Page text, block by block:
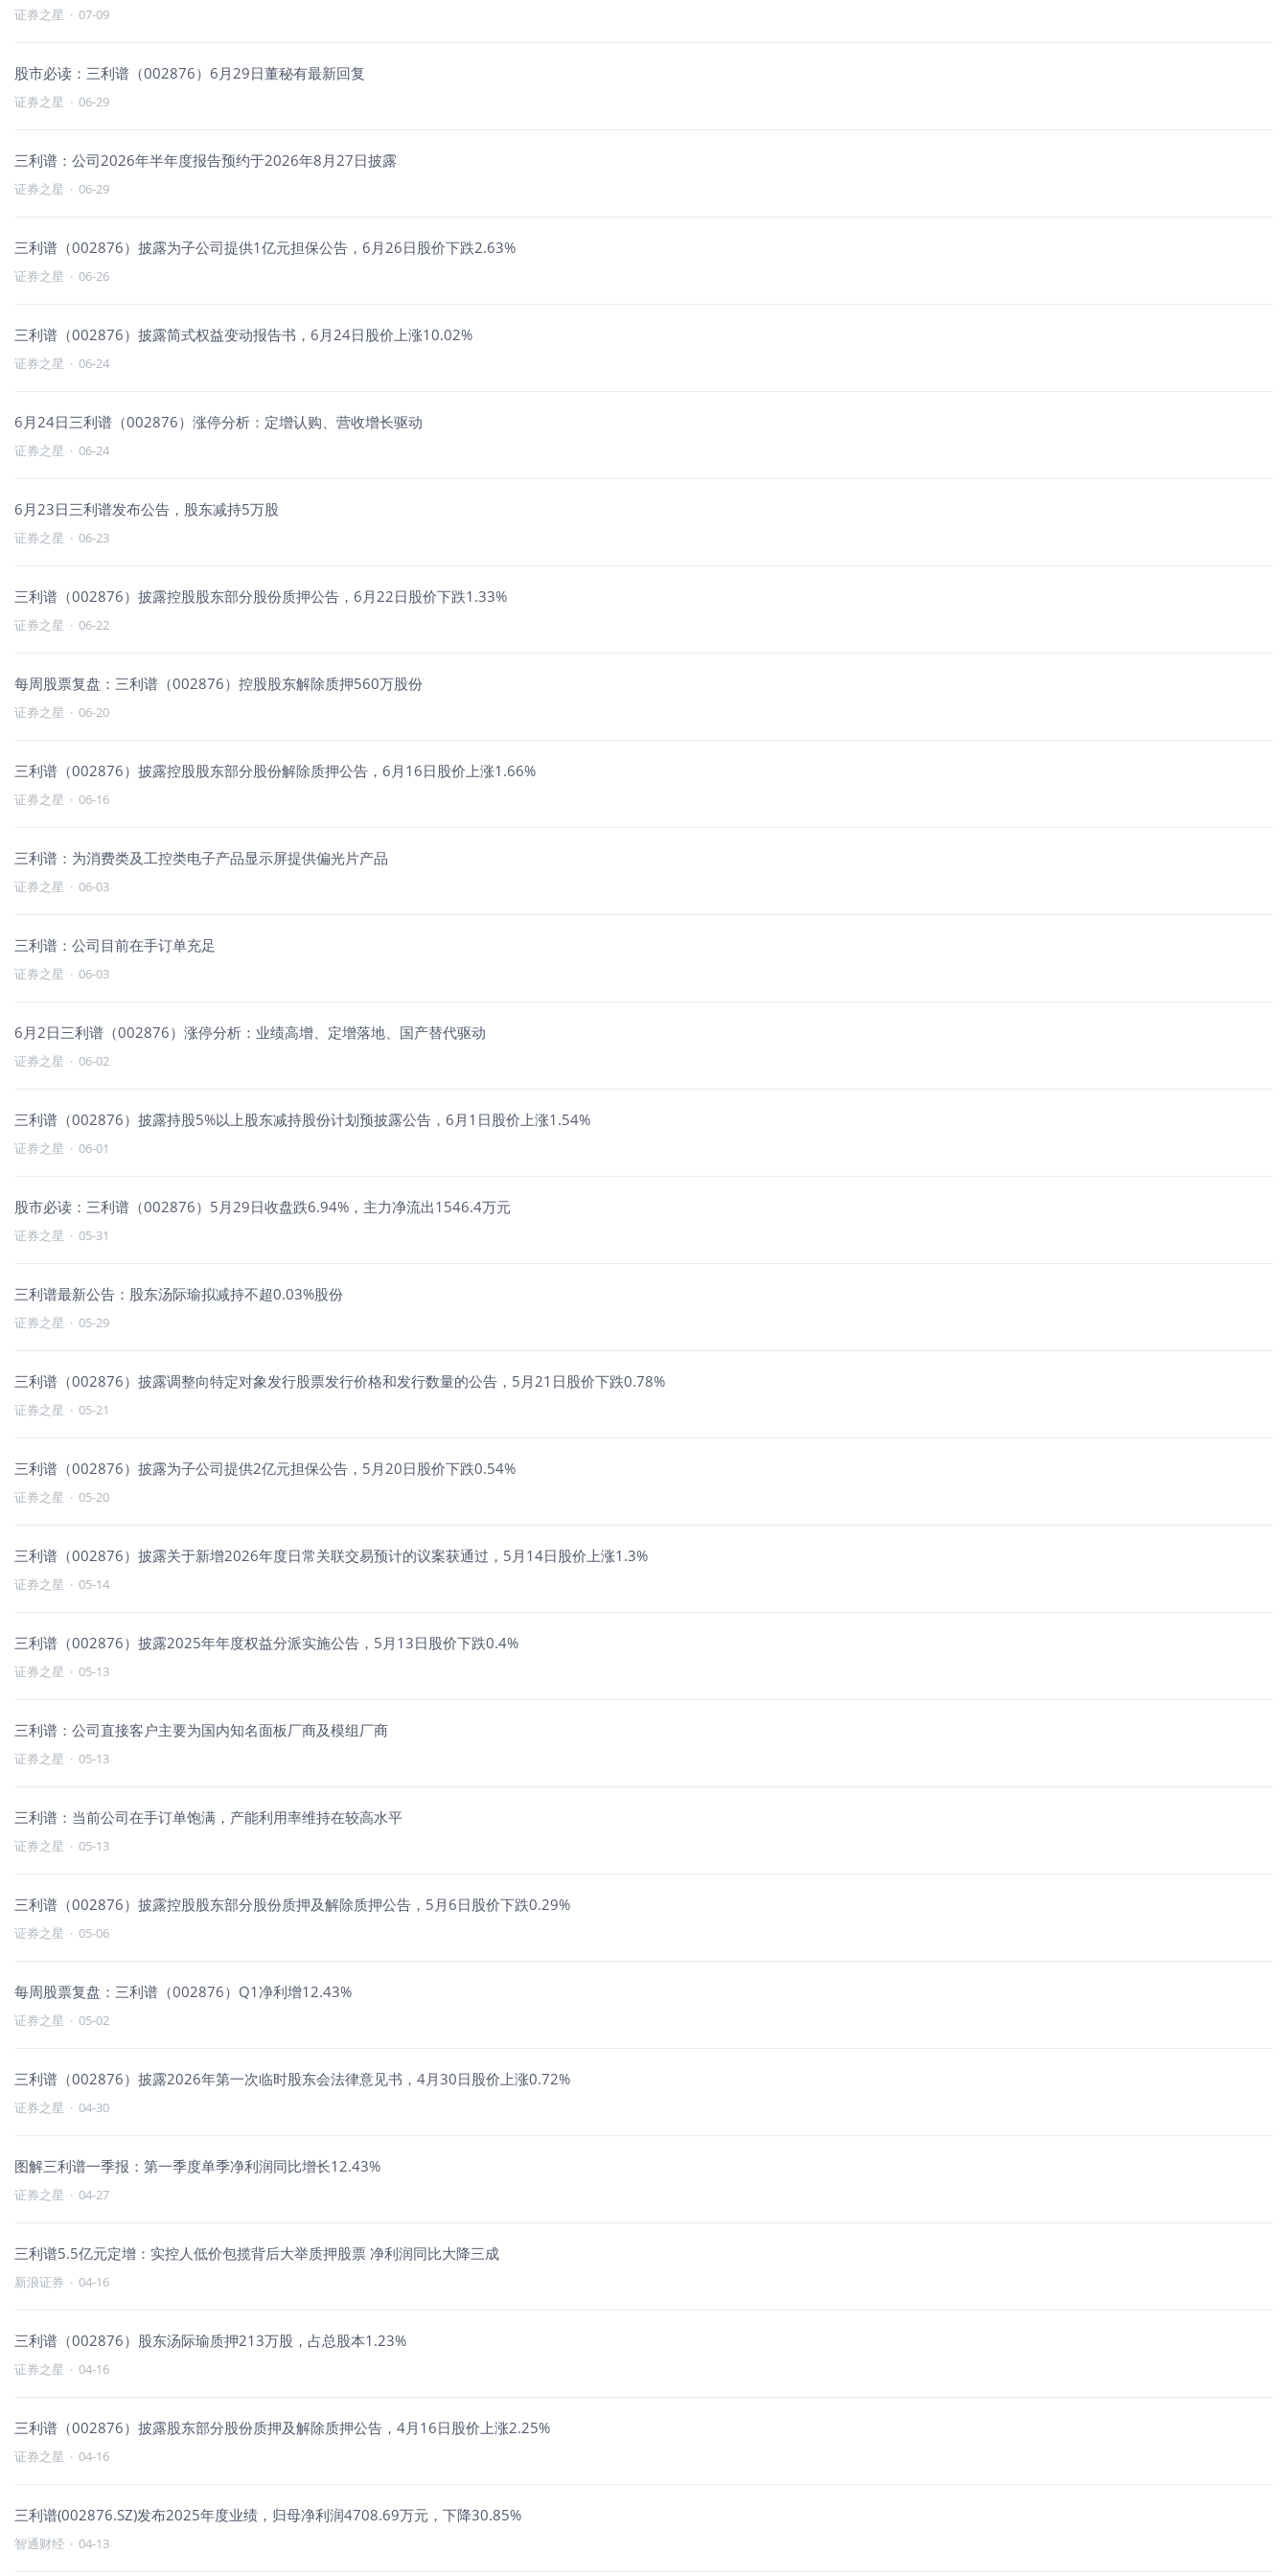
证券之星 · 07-09
股市必读：三利谱（002876）6月29日董秘有最新回复
证券之星 · 06-29
三利谱：公司2026年半年度报告预约于2026年8月27日披露
证券之星 · 06-29
三利谱（002876）披露为子公司提供1亿元担保公告，6月26日股价下跌2.63%
证券之星 · 06-26
三利谱（002876）披露简式权益变动报告书，6月24日股价上涨10.02%
证券之星 · 06-24
6月24日三利谱（002876）涨停分析：定增认购、营收增长驱动
证券之星 · 06-24
6月23日三利谱发布公告，股东减持5万股
证券之星 · 06-23
三利谱（002876）披露控股股东部分股份质押公告，6月22日股价下跌1.33%
证券之星 · 06-22
每周股票复盘：三利谱（002876）控股股东解除质押560万股份
证券之星 · 06-20
三利谱（002876）披露控股股东部分股份解除质押公告，6月16日股价上涨1.66%
证券之星 · 06-16
三利谱：为消费类及工控类电子产品显示屏提供偏光片产品
证券之星 · 06-03
三利谱：公司目前在手订单充足
证券之星 · 06-03
6月2日三利谱（002876）涨停分析：业绩高增、定增落地、国产替代驱动
证券之星 · 06-02
三利谱（002876）披露持股5%以上股东减持股份计划预披露公告，6月1日股价上涨1.54%
证券之星 · 06-01
股市必读：三利谱（002876）5月29日收盘跌6.94%，主力净流出1546.4万元
证券之星 · 05-31
三利谱最新公告：股东汤际瑜拟减持不超0.03%股份
证券之星 · 05-29
三利谱（002876）披露调整向特定对象发行股票发行价格和发行数量的公告，5月21日股价下跌0.78%
证券之星 · 05-21
三利谱（002876）披露为子公司提供2亿元担保公告，5月20日股价下跌0.54%
证券之星 · 05-20
三利谱（002876）披露关于新增2026年度日常关联交易预计的议案获通过，5月14日股价上涨1.3%
证券之星 · 05-14
三利谱（002876）披露2025年年度权益分派实施公告，5月13日股价下跌0.4%
证券之星 · 05-13
三利谱：公司直接客户主要为国内知名面板厂商及模组厂商
证券之星 · 05-13
三利谱：当前公司在手订单饱满，产能利用率维持在较高水平
证券之星 · 05-13
三利谱（002876）披露控股股东部分股份质押及解除质押公告，5月6日股价下跌0.29%
证券之星 · 05-06
每周股票复盘：三利谱（002876）Q1净利增12.43%
证券之星 · 05-02
三利谱（002876）披露2026年第一次临时股东会法律意见书，4月30日股价上涨0.72%
证券之星 · 04-30
图解三利谱一季报：第一季度单季净利润同比增长12.43%
证券之星 · 04-27
三利谱5.5亿元定增：实控人低价包揽背后大举质押股票 净利润同比大降三成
新浪证券 · 04-16
三利谱（002876）股东汤际瑜质押213万股，占总股本1.23%
证券之星 · 04-16
三利谱（002876）披露股东部分股份质押及解除质押公告，4月16日股价上涨2.25%
证券之星 · 04-16
三利谱(002876.SZ)发布2025年度业绩，归母净利润4708.69万元，下降30.85%
智通财经 · 04-13